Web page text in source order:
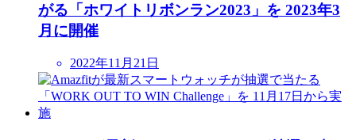
がる「ホワイトリボンラン2023」を 2023年3
月に開催
2022年11月21日